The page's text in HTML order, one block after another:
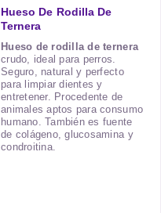
Hueso De Rodilla De
Ternera
Hueso de rodilla de ternera
crudo, ideal para perros.
Seguro, natural y perfecto
para limpiar dientes y
entretener. Procedente de
animales aptos para consumo
humano. También es fuente
de colágeno, glucosamina y
condroitina.